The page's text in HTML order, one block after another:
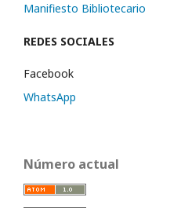
Manifiesto Bibliotecario
REDES SOCIALES
Facebook
WhatsApp
Número actual